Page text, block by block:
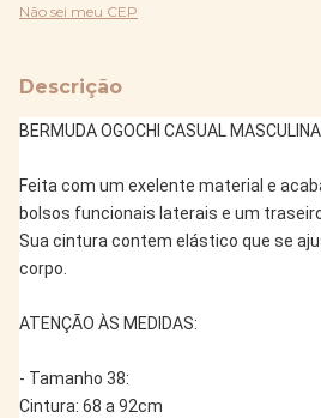
Não sei meu CEP
Descrição
BERMUDA OGOCHI CASUAL
Feita com um exelente material e
bolsos funcionais laterais e um
Sua cintura contem elástico que se
corpo.
ATENÇÃO ÀS MEDIDAS:
- Tamanho 38:
Cintura: 68 a 92cm